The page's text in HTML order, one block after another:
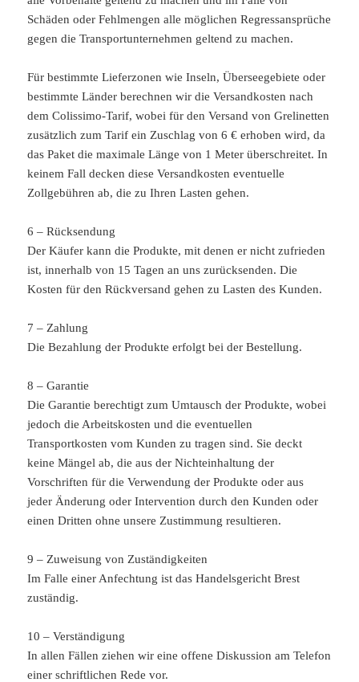
Schäden oder Fehlmengen alle möglichen Regressansprüche
gegen die Transportunternehmen geltend zu machen.
Für bestimmte Lieferzonen wie Inseln, Überseegebiete oder
bestimmte Länder berechnen wir die Versandkosten nach
dem Colissimo-Tarif, wobei für den Versand von Grelinetten
zusätzlich zum Tarif ein Zuschlag von 6 € erhoben wird, da
das Paket die maximale Länge von 1 Meter überschreitet. In
keinem Fall decken diese Versandkosten eventuelle
Zollgebühren ab, die zu Ihren Lasten gehen.
6 – Rücksendung
Der Käufer kann die Produkte, mit denen er nicht zufrieden
ist, innerhalb von 15 Tagen an uns zurücksenden. Die
Kosten für den Rückversand gehen zu Lasten des Kunden.
7 – Zahlung
Die Bezahlung der Produkte erfolgt bei der Bestellung.
8 – Garantie
Die Garantie berechtigt zum Umtausch der Produkte, wobei
jedoch die Arbeitskosten und die eventuellen
Transportkosten vom Kunden zu tragen sind. Sie deckt
keine Mängel ab, die aus der Nichteinhaltung der
Vorschriften für die Verwendung der Produkte oder aus
jeder Änderung oder Intervention durch den Kunden oder
einen Dritten ohne unsere Zustimmung resultieren.
9 – Zuweisung von Zuständigkeiten
Im Falle einer Anfechtung ist das Handelsgericht Brest
zuständig.
10 – Verständigung
In allen Fällen ziehen wir eine offene Diskussion am Telefon
einer schriftlichen Rede vor.